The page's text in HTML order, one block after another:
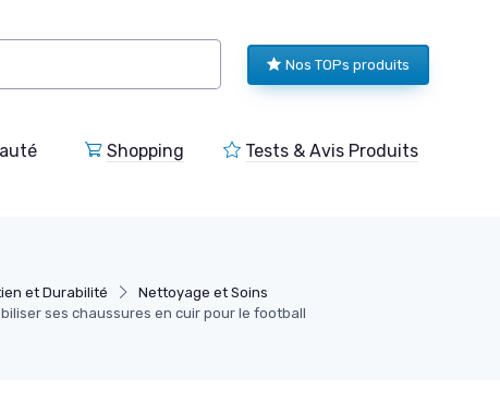
Nos TOPs produits
Shopping Tests & Avis Produits
et Durabilité
Nettoyage et Soins
ses chaussures en cuir pour le football